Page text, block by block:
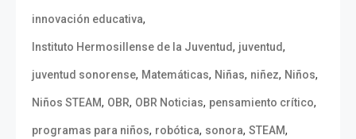
innovación educativa,
Instituto Hermosillense de la Juventud, juventud,
juventud sonorense, Matemáticas, Niñas, niñez, Niños,
Niños STEAM, OBR, OBR Noticias, pensamiento crítico,
programas para niños, robótica, sonora, STEAM,